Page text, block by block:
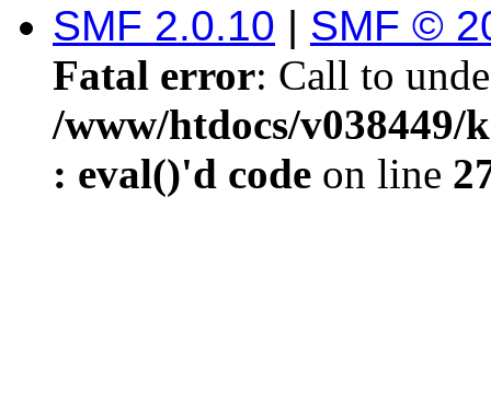
SMF 2.0.10 | SMF ©
Fatal error: Call to
/www/htdocs/v038449/
: eval()'d code on line